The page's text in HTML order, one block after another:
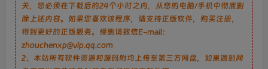
关，您必须在下载后的24个小时之内，从您的电脑/手机中彻底删
除上述内容。如果您喜欢该程序，请支持正版软件，购买注册，
得到更好的正版服务。侵删请致信E-mail：
zhouchenxp@vip.qq.com
2、本站所有软件资源和源码附均上传至第三方网盘，如果遇到网